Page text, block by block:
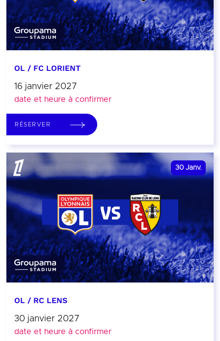
OL / FC LORIENT
16 janvier 2027
date et heure à confirmer
RÉSERVER
30 Janv.
OL / RC LENS
30 janvier 2027
date et heure à confirmer